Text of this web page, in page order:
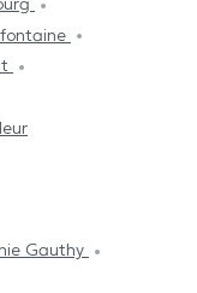
Gauthy